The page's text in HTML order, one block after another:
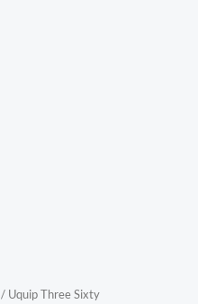
/ Uquip Three Sixty